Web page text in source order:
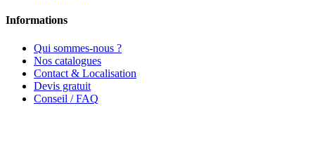
Informations
Qui sommes-nous ?
Nos catalogues
Contact & Localisation
Devis gratuit
Conseil / FAQ